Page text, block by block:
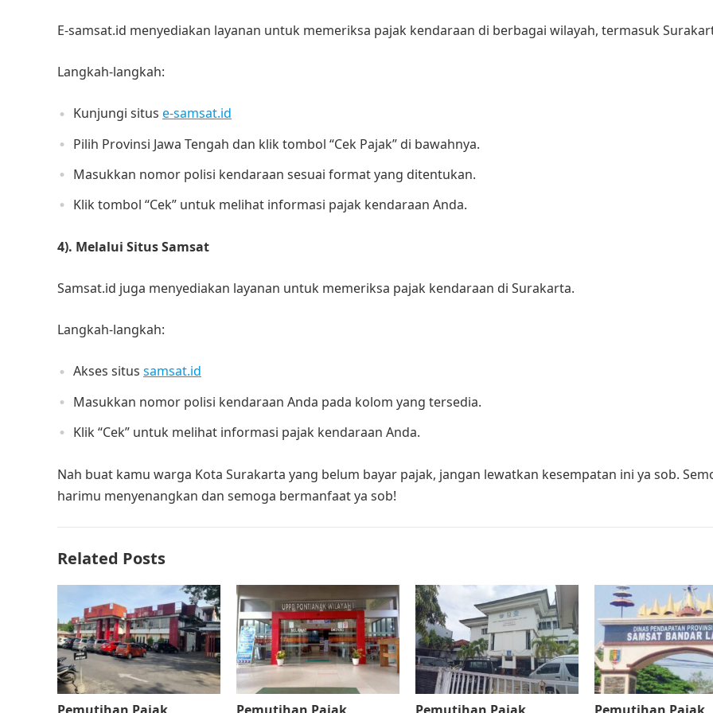
E-samsat.id menyediakan layanan untuk memeriksa pajak kendaraan di berbagai wilayah, termasuk
Langkah-langkah:
Kunjungi situs e-samsat.id
Pilih Provinsi Jawa Tengah dan klik tombol “Cek Pajak” di bawahnya.
Masukkan nomor polisi kendaraan sesuai format yang ditentukan.
Klik tombol “Cek” untuk melihat informasi pajak kendaraan Anda.
4). Melalui Situs Samsat
Samsat.id juga menyediakan layanan untuk memeriksa pajak kendaraan di Surakarta.
Langkah-langkah:
Akses situs samsat.id
Masukkan nomor polisi kendaraan Anda pada kolom yang tersedia.
Klik “Cek” untuk melihat informasi pajak kendaraan Anda.
Nah buat kamu warga Kota Surakarta yang belum bayar pajak, jangan lewatkan kesempatan ini ya sob.
harimu menyenangkan dan semoga bermanfaat ya sob!
Related Posts
Pemutihan Pajak Pemutihan Pajak Pemutihan Pajak Pemutihan Pajak